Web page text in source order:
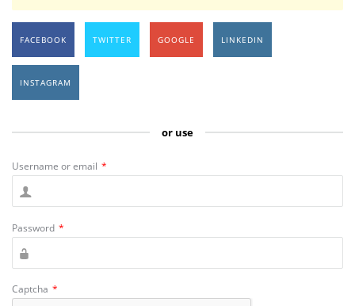
FACEBOOK TWITTER GOOGLE LINKEDIN
INSTAGRAM
or use
Username or email *
Password *
Captcha *